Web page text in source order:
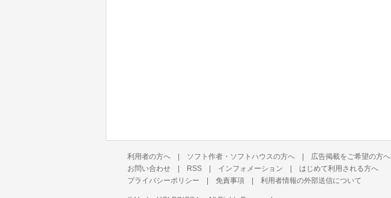
利用者の方へ | ソフト作者・ソフトハウスの方へ | 広告掲載をご希望の方へ
お問い合わせ | RSS | インフォメーション | はじめて利用される方へ
プライバシーポリシー | 免責事項 | 利用者情報の外部送信について